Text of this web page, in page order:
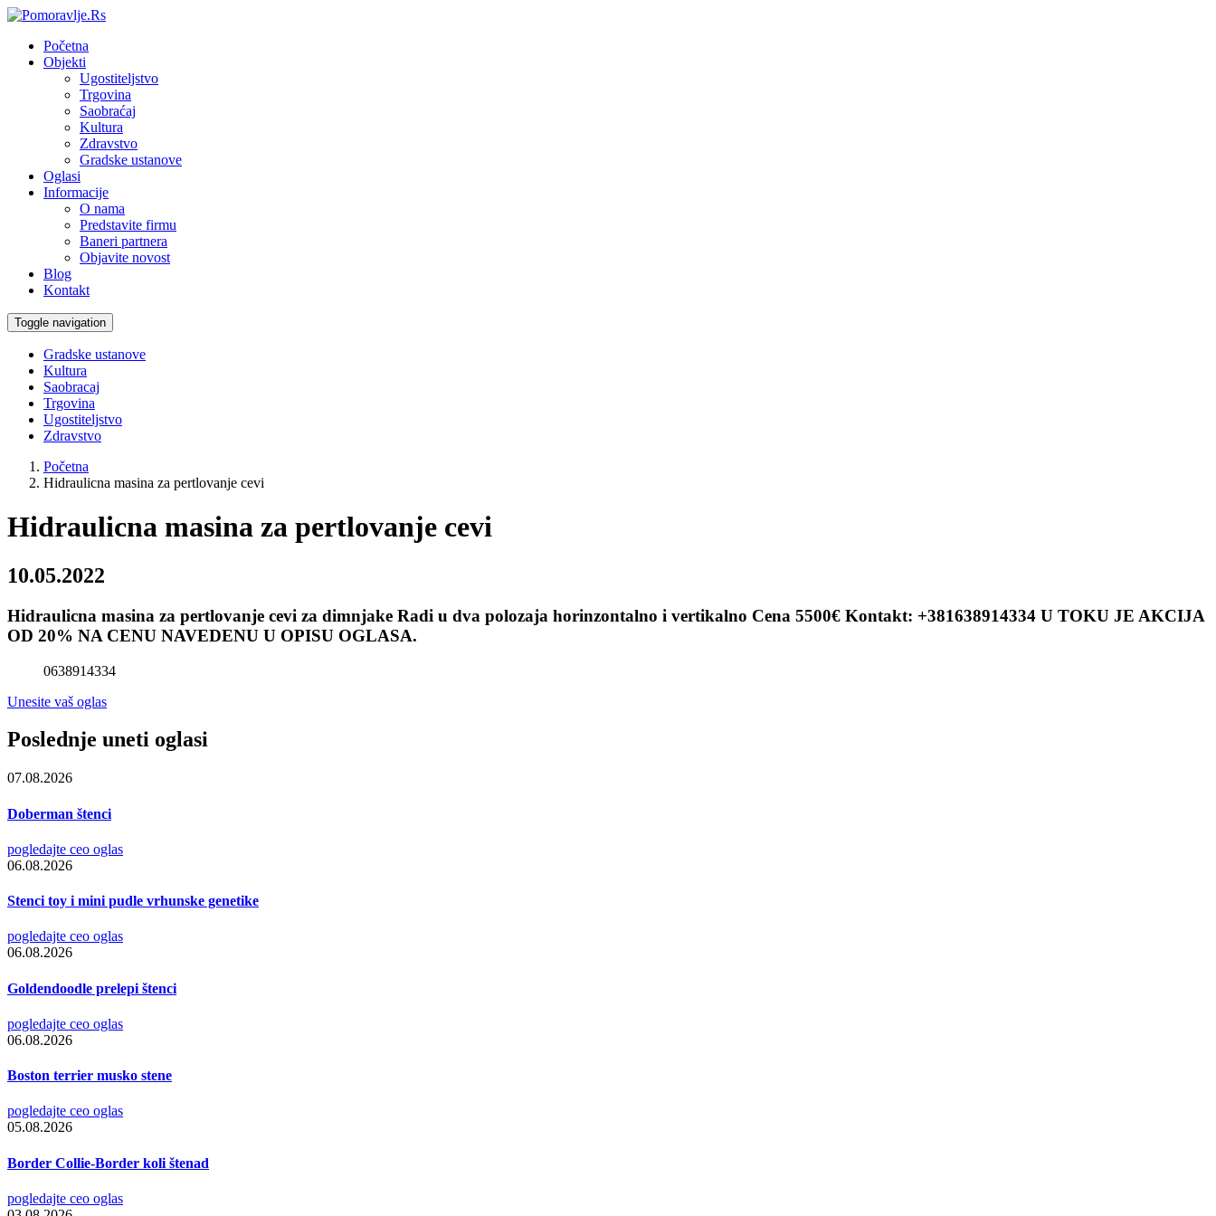
Početna
Objekti
Ugostiteljstvo
Trgovina
Saobraćaj
Kultura
Zdravstvo
Gradske ustanove
Oglasi
Informacije
O nama
Predstavite firmu
Baneri partnera
Objavite novost
Blog
Kontakt
Toggle navigation
Gradske ustanove
Kultura
Saobracaj
Trgovina
Ugostiteljstvo
Zdravstvo
Početna
Hidraulicna masina za pertlovanje cevi
Hidraulicna masina za pertlovanje cevi
10.05.2022
Hidraulicna masina za pertlovanje cevi za dimnjake Radi u dva polozaja horinzontalno i vertikalno Cena 5500€ Kontakt: +381638914334 U TOKU JE AKCIJA
OD 20% NA CENU NAVEDENU U OPISU OGLASA.
0638914334
Unesite vaš oglas
Poslednje uneti oglasi
07.08.2026
Doberman štenci
pogledajte ceo oglas
06.08.2026
Stenci toy i mini pudle vrhunske genetike
pogledajte ceo oglas
06.08.2026
Goldendoodle prelepi štenci
pogledajte ceo oglas
06.08.2026
Boston terrier musko stene
pogledajte ceo oglas
05.08.2026
Border Collie-Border koli štenad
pogledajte ceo oglas